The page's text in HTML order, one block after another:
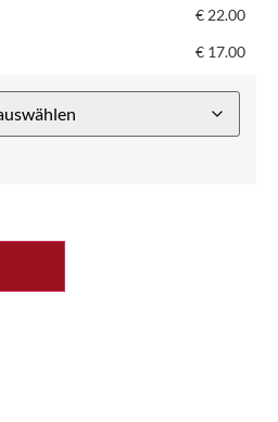
€ 22.00
€ 17.00